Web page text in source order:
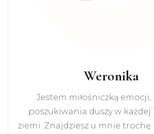
Weronika
Jestem miłośniczką emocji,
poszukiwania duszy w każdej
ziemi. Znajdziesz u mnie trochę